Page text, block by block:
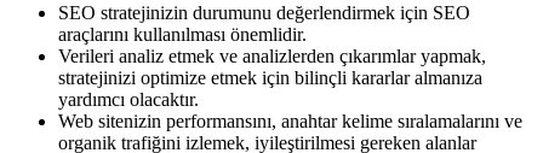
SEO stratejinizin durumunu değerlendirmek için SEO
araçlarını kullanılması önemlidir.
Verileri analiz etmek ve analizlerden çıkarımlar yapmak,
stratejinizi optimize etmek için bilinçli kararlar almanıza
yardımcı olacaktır.
Web sitenizin performansını, anahtar kelime sıralamalarını ve
organik trafiğini izlemek, iyileştirilmesi gereken alanlar